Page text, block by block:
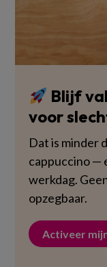
Blijf
voor
Dat is minder
cappuccino —
werkdag.
opzegbaar.
Activeer